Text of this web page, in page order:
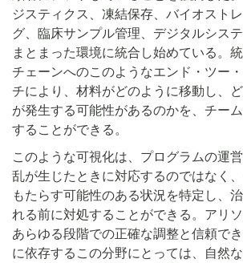
ジスティクス、凍結保存、バイオスト
グ、臨床サンプル管理、デジタルシステ
まとまった環境に統合し始めている。
チェーンへのこのようなエンド・ツー
チにより、材料がどのように移動し、
が発生する可能性があるのかを、チー
することができる。
このような可視化は、プログラムの運
乱が生じたときに対応するのではなく
もたらす可能性のある状況を特定し、
れる前に対処することができる。アリソ
あらゆる段階での正確な調整と信頼で
に依存するこの分野にとっては、自然